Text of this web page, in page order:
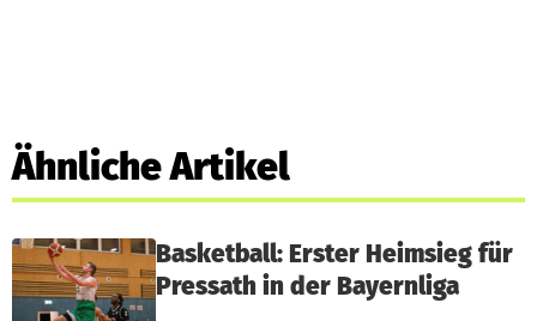
Ähnliche Artikel
Basketball: Erster Heimsieg für
Pressath in der Bayernliga